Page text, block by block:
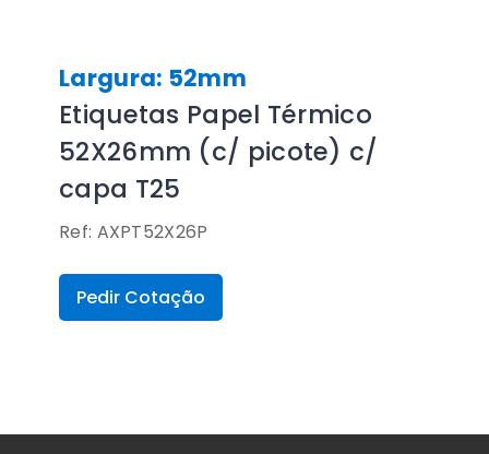
Largura: 52mm
Etiquetas Papel Térmico
52X26mm (c/ picote) c/
capa T25
Ref: AXPT52X26P
Pedir Cotação